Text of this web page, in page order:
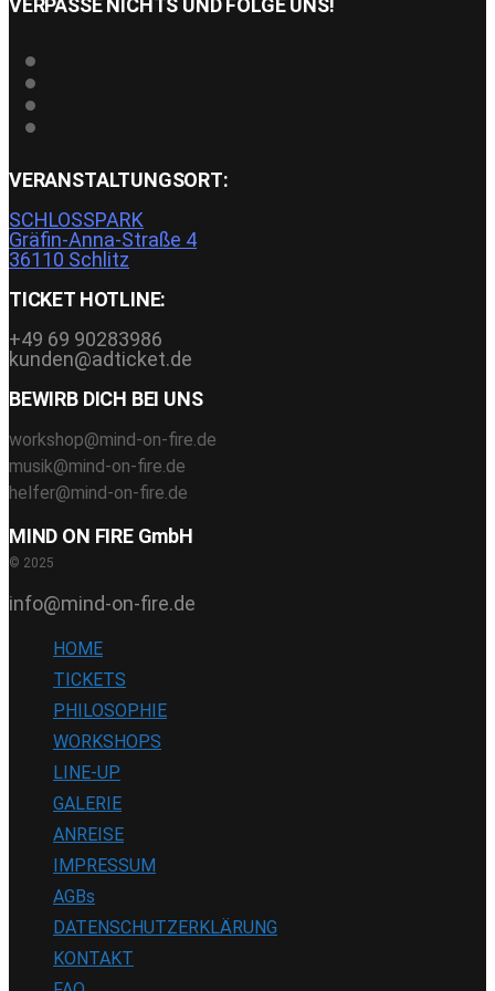
VERPASSE NICHTS UND FOLGE UNS!
VERANSTALTUNGSORT:
SCHLOSSPARK
Gräfin-Anna-Straße 4
36110 Schlitz
TICKET HOTLINE:
+49 69 90283986
kunden@adticket.de
BEWIRB DICH BEI UNS
workshop@mind-on-fire.de
musik@mind-on-fire.de
helfer@mind-on-fire.de
MIND ON FIRE GmbH
© 2025
info@mind-on-fire.de
HOME
TICKETS
PHILOSOPHIE
WORKSHOPS
LINE-UP
GALERIE
ANREISE
IMPRESSUM
AGBs
DATENSCHUTZERKLÄRUNG
KONTAKT